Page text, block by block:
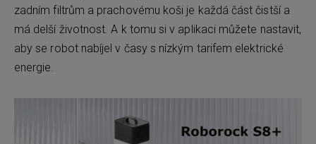
zadním filtrům a prachovému koši je každá část čistší a
má delší životnost. A k tomu si v aplikaci můžete nastavit,
aby se robot nabíjel v časy s nízkým tarifem elektrické
energie.